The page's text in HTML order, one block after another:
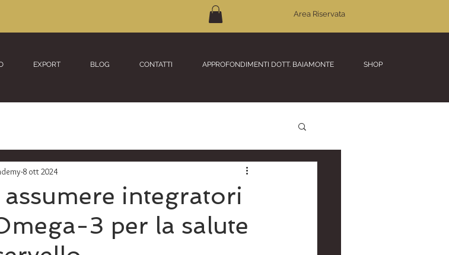
EXPORT BLOG CONTATTI APPROFONDIMENTI DOTT. BAIAMONTE SHOP
Area Riservata
integratori
3 per la salute
8 ott 2024